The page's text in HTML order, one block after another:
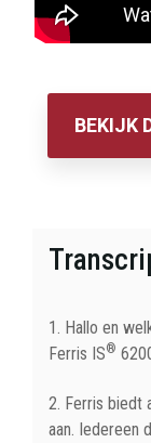
BEKIJK
1. Hallo en
Ferris IS®
2. Ferris biedt
aan. Iedereen